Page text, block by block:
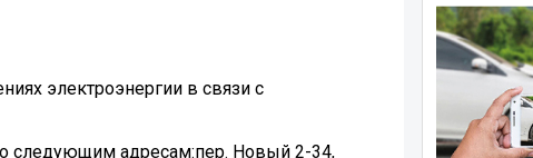
электроэнергии в связи с
следующим адресам:пер. Новый 2-34,